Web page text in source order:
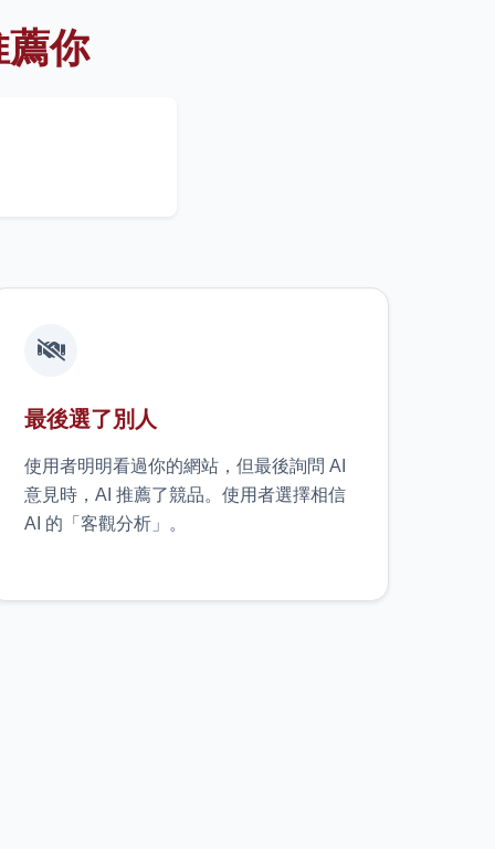
你
最後選了別人
使用者明明看過你的網站，但最後詢問 AI
意見時，AI 推薦了競品。使用者選擇相信
AI 的「客觀分析」。